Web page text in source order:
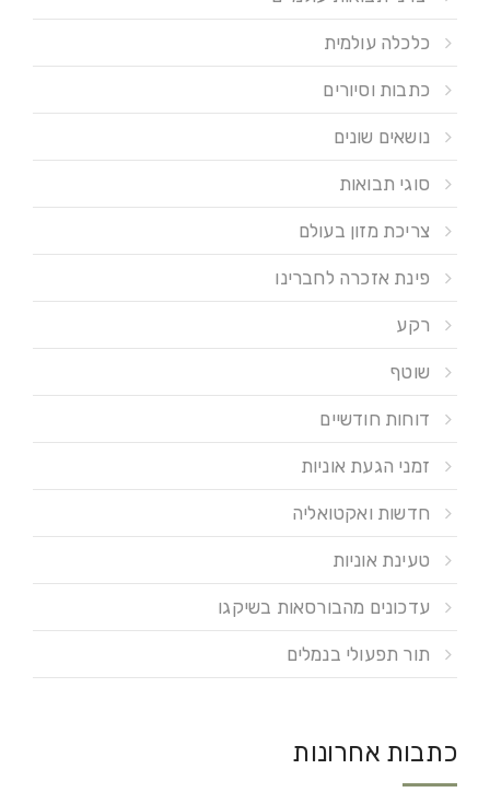
כלכלה עולמית
כתבות וסיורים
נושאים שונים
סוגי תבואות
צריכת מזון בעולם
פינת אזכרה לחברינו
רקע
שוטף
דוחות חודשיים
זמני הגעת אוניות
חדשות ואקטואליה
טעינת אוניות
עדכונים מהבורסאות בשיקגו
תור תפעולי בנמלים
כתבות אחרונות